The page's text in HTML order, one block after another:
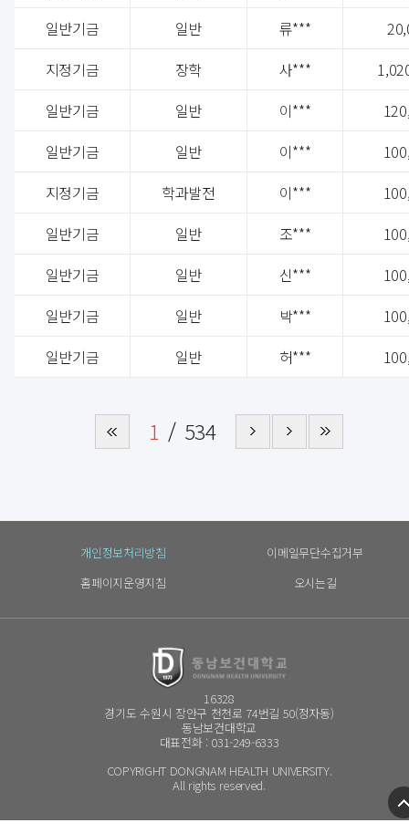
일반기금
일반 류***
지정기금
장학 사***
일반기금
일반 이***
일반기금
일반 이***
지정기금
학과발전 이***
일반기금
일반 조***
일반기금
일반 신***
일반기금
일반 박***
일반기금
일반 허***
1 534
개인정보처리방침
이메일무단수집거부
홈페이지운영지침
오시는길
16328
경기도 수원시 장안구 천천로 74번길 50(정자동)
동남보건대학교
대표전화 : 031-249-6333
COPYRIGHT DONGNAM HEALTH UNIVERSITY.
All rights reserved.